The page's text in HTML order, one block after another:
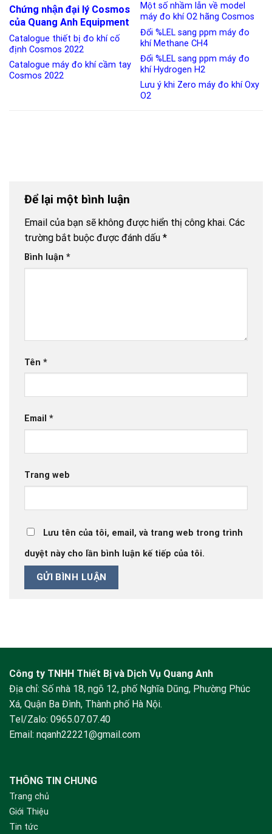
Chứng nhận đại lý Cosmos
của Quang Anh Equipment
Catalogue thiết bị đo khí cố
định Cosmos 2022
Catalogue máy đo khí cầm tay
Cosmos 2022
Một số nhầm lẫn về model
máy đo khí O2 hãng Cosmos
Đổi %LEL sang ppm máy đo
khí Methane CH4
Đổi %LEL sang ppm máy đo
khí Hydrogen H2
Lưu ý khi Zero máy đo khí Oxy
O2
Để lại một bình luận
Email của bạn sẽ không được hiển thị công khai. Các
trường bắt buộc được đánh dấu *
Bình luận *
Tên *
Email *
Trang web
Lưu tên của tôi, email, và trang web trong trình
duyệt này cho lần bình luận kế tiếp của tôi.
Công ty TNHH Thiết Bị và Dịch Vụ Quang Anh
Địa chỉ: Số nhà 18, ngõ 12, phố Nghĩa Dũng, Phường Phúc
Xá, Quận Ba Đình, Thành phố Hà Nội.
Tel/Zalo: 0965.07.07.40
Email: nqanh22221@gmail.com
THÔNG TIN CHUNG
Trang chủ
Giới Thiệu
Tin tức